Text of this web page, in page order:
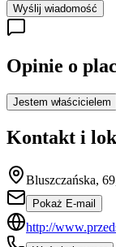
Wyślij wiadomość
Opinie o
Jestem właścicielem
Kontakt i
Bluszczańska,
Pokaż E-mail
http://